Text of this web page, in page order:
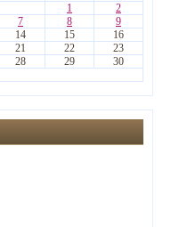
1
2
7 8
9
14 15
16
21 22
23
28 29
30